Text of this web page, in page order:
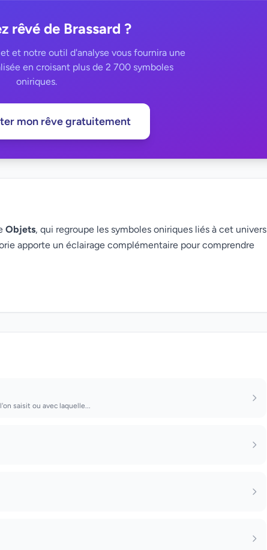
rêvé de Brassard ?
et notre outil d'analyse vous fournira une
en croisant plus de 2 700 symboles
oniriques.
mon rêve gratuitement
Objets, qui regroupe les symboles oniriques liés à cet univers
apporte un éclairage complémentaire pour comprendre
saisit ou avec laquelle...